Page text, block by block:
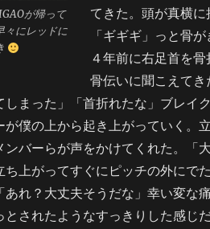
が帰って
々にレッドに
てきた。頭が真横
「ギギギ」っと骨
４年前に右足首を
骨伝いに聞こえて
しまった」「首折れたな」ブレイ
が僕の上から起き上がっていく。
ンバーらが声をかけてくれた。「
ち上がってすぐにピッチの外にで
あれ？大丈夫そうだな」幸い変な
とされたようなすっきりした感じ